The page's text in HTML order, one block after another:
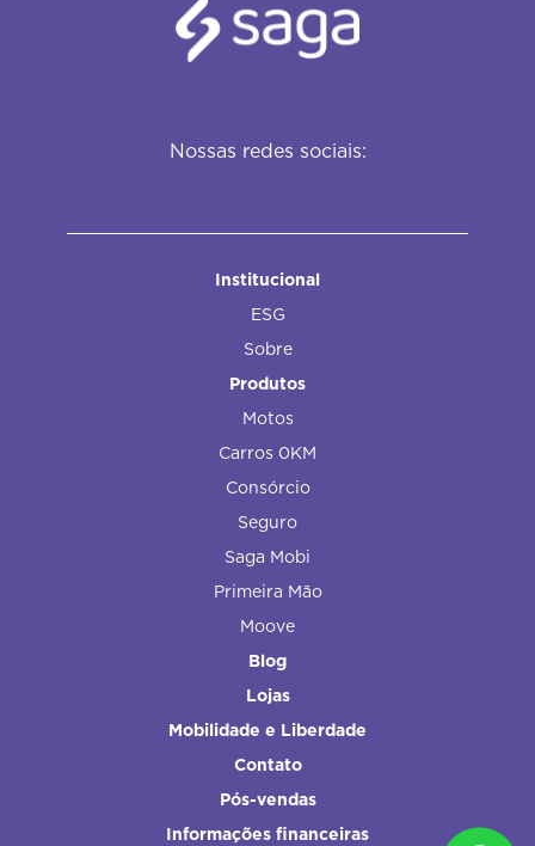
Nossas redes sociais:
Institucional
ESG
Sobre
Produtos
Motos
Carros 0KM
Consórcio
Seguro
Saga Mobi
Primeira Mão
Moove
Blog
Lojas
Mobilidade e Liberdade
Contato
Pós-vendas
Informações financeiras